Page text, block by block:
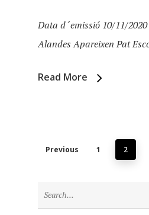
Data d´emissió 10/11/
Alandes Apareixen Pat
Read More
Previous 1 2